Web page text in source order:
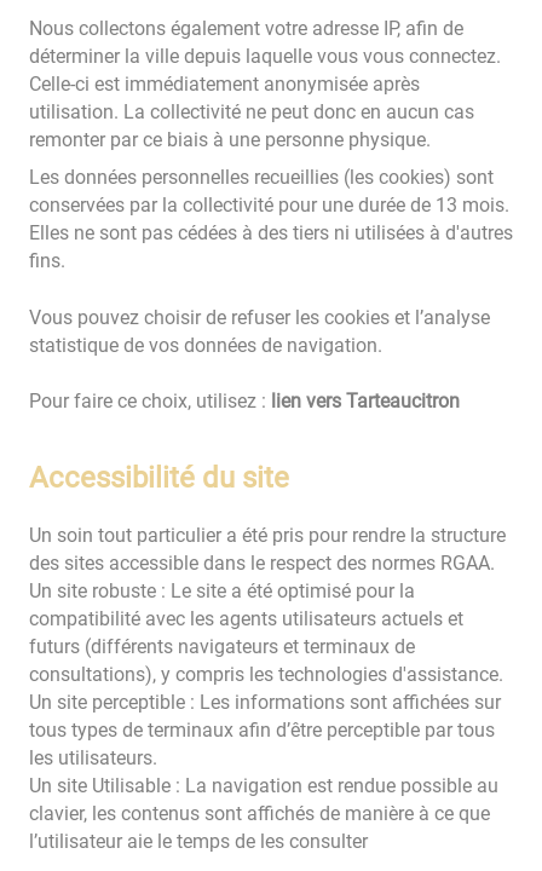
Nous collectons également votre adresse IP, afin de
déterminer la ville depuis laquelle vous vous connectez.
Celle-ci est immédiatement anonymisée après
utilisation. La collectivité ne peut donc en aucun cas
remonter par ce biais à une personne physique.
Les données personnelles recueillies (les cookies) sont
conservées par la collectivité pour une durée de 13 mois.
Elles ne sont pas cédées à des tiers ni utilisées à d'autres
fins.
Vous pouvez choisir de refuser les cookies et l’analyse
statistique de vos données de navigation.
Pour faire ce choix, utilisez : lien vers Tarteaucitron
Accessibilité du site
Un soin tout particulier a été pris pour rendre la structure
des sites accessible dans le respect des normes RGAA.
Un site robuste : Le site a été optimisé pour la
compatibilité avec les agents utilisateurs actuels et
futurs (différents navigateurs et terminaux de
consultations), y compris les technologies d'assistance.
Un site perceptible : Les informations sont affichées sur
tous types de terminaux afin d’être perceptible par tous
les utilisateurs.
Un site Utilisable : La navigation est rendue possible au
clavier, les contenus sont affichés de manière à ce que
l’utilisateur aie le temps de les consulter